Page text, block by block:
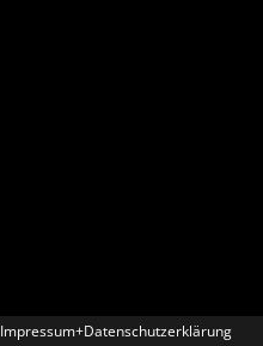
Impressum+Datenschutzerklärung